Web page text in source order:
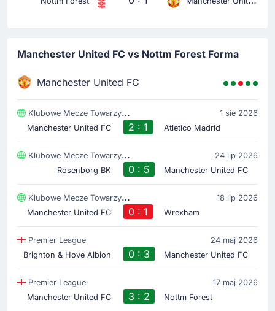
Manchester United FC vs Nottm Forest Forma
Manchester United FC
Klubowe Mecze Towarzyski
1 sie 2026
Manchester United FC
2 : 1 Atletico Madrid
Klubowe Mecze Towarzyski
24 lip 2026
Rosenborg BK
0 : 5 Manchester United FC
Klubowe Mecze Towarzyski
18 lip 2026
Manchester United FC
0 : 1 Wrexham
Premier League
24 maj 2026
Brighton & Hove Albion
0 : 3 Manchester United FC
Premier League
17 maj 2026
Manchester United FC
3 : 2 Nottm Forest